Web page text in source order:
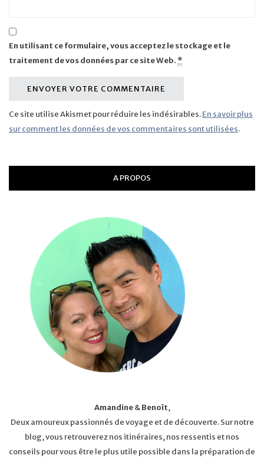
En utilisant ce formulaire, vous acceptez le stockage et le
traitement de vos données par ce site Web. *
Ce site utilise Akismet pour réduire les indésirables.En savoir plus
sur comment les données de vos commentaires sont utilisées.
A PROPOS
Amandine&Benoît,
Deux amoureux passionnés de voyage et de découverte. Sur notre
blog, vous retrouverez nos itinéraires, nos ressentis et nos
conseils pour vous être le plus utile possible dans la préparation de